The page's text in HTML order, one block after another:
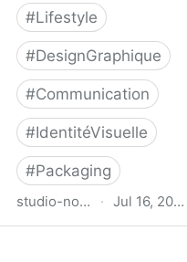
#Lifestyle
#DesignGraphique
#Communication
#IdentitéVisuelle
#Packaging
studio-novembre.com · Jul 16, 2024